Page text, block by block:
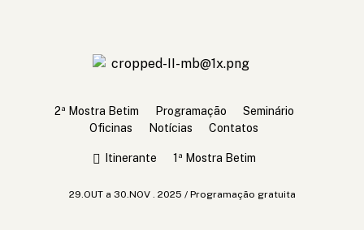
2ª Mostra Betim Programação
Seminário
Oficinas
Notícias Contatos
Itinerante 1ª Mostra Betim
29.OUT a 30.NOV . 2025 / Programação gratuita